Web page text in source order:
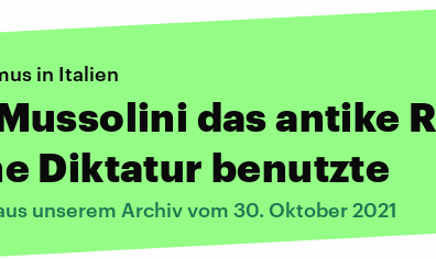
in Italien
das antike
Diktatur benutzte
unserem Archiv vom 30. Oktober 2021